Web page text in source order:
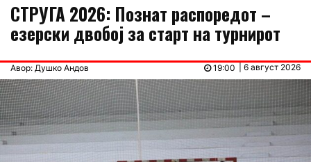
СТРУГА 2026: Познат распоредот –
езерски двобој за старт на турнирот
Авор: Душко Андов | 6 август 2026
19:00